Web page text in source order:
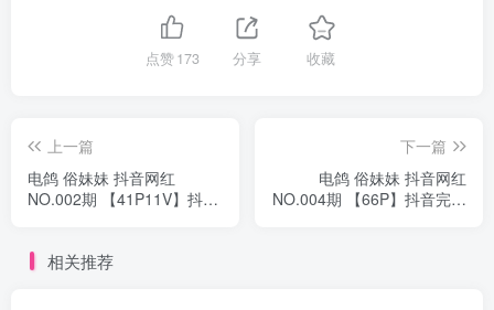
点赞173 分享 收藏
上一篇
电鸽 俗妹妹 抖音网红
NO.002期 【41P11V】抖音
下一篇
电鸽 俗妹妹 抖音网红
NO.004期 【66P】抖音完整
相关推荐